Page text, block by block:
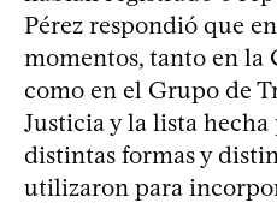
Pérez respondió que
momentos, tanto en la
como en el Grupo de
Justicia y la lista
distintas formas y
utilizaron para